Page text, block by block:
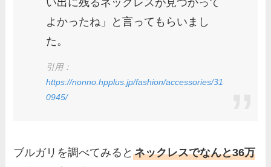
い出に残るネックレスが見つかって
よかったね」と言ってもらいまし
た。
引用：
https://nonno.hpplus.jp/fashion/accessories/31
0945/
ブルガリを調べてみるとネックレスでなんと36万